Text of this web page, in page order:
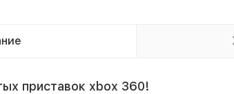
приставок xbox 360!